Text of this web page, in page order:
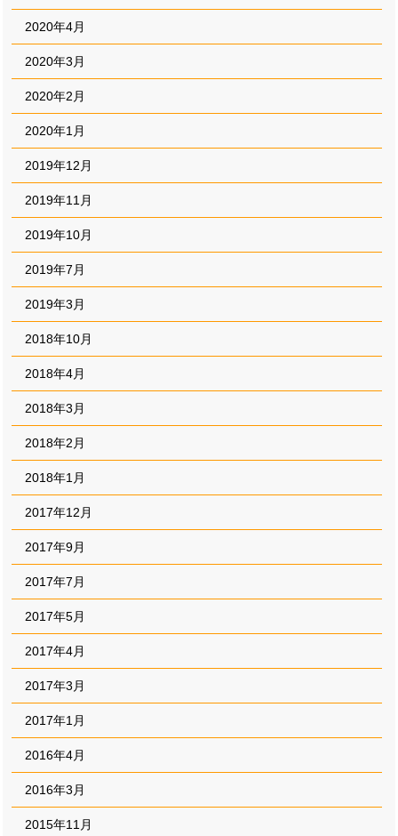
2020年4月
2020年3月
2020年2月
2020年1月
2019年12月
2019年11月
2019年10月
2019年7月
2019年3月
2018年10月
2018年4月
2018年3月
2018年2月
2018年1月
2017年12月
2017年9月
2017年7月
2017年5月
2017年4月
2017年3月
2017年1月
2016年4月
2016年3月
2015年11月